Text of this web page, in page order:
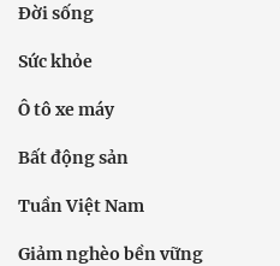
Đời sống
Sức khỏe
Ô tô xe máy
Bất động sản
Tuần Việt Nam
Giảm nghèo bền vững